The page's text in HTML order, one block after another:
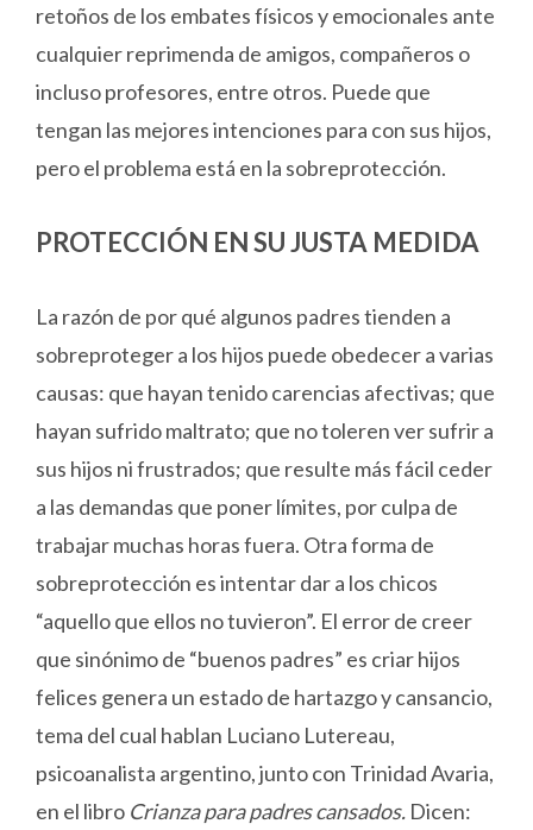
retoños de los embates físicos y emocionales ante
cualquier reprimenda de amigos, compañeros o
incluso profesores, entre otros. Puede que
tengan las mejores intenciones para con sus hijos,
pero el problema está en la sobreprotección.
PROTECCIÓN EN SU JUSTA MEDIDA
La razón de por qué algunos padres tienden a
sobreproteger a los hijos puede obedecer a varias
causas: que hayan tenido carencias afectivas; que
hayan sufrido maltrato; que no toleren ver sufrir a
sus hijos ni frustrados; que resulte más fácil ceder
a las demandas que poner límites, por culpa de
trabajar muchas horas fuera. Otra forma de
sobreprotección es intentar dar a los chicos
“aquello que ellos no tuvieron”. El error de creer
que sinónimo de “buenos padres” es criar hijos
felices genera un estado de hartazgo y cansancio,
tema del cual hablan Luciano Lutereau,
psicoanalista argentino, junto con Trinidad Avaria,
en el libro Crianza para padres cansados. Dicen: